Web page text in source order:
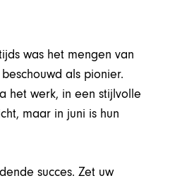
was het mengen van
als pionier.
het werk, in een stijlvolle
maar in juni is hun
succes. Zet uw